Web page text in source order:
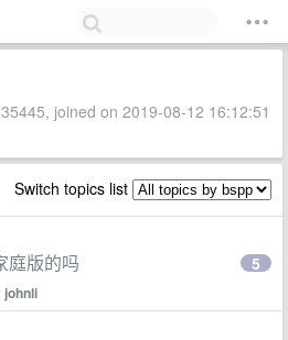
joined on 2019-08-12 16:12:51
Switch topics list
庭版的吗
johnli
5